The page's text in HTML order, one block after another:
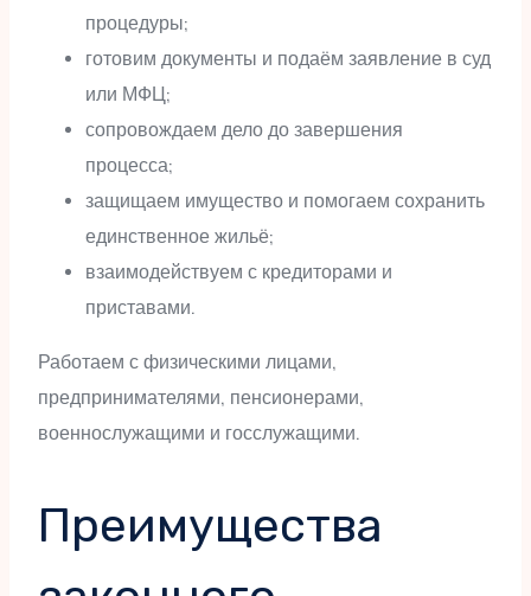
процедуры;
готовим документы и подаём заявление в суд
или МФЦ;
сопровождаем дело до завершения
процесса;
защищаем имущество и помогаем сохранить
единственное жильё;
взаимодействуем с кредиторами и
приставами.
Работаем с физическими лицами,
предпринимателями, пенсионерами,
военнослужащими и госслужащими.
Преимущества